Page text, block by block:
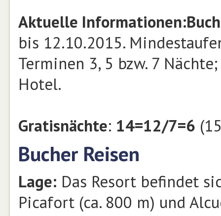
Aktuelle Informationen:
bis 12.10.2015.
Terminen 3, 5 bzw. 7
Hotel.
Gratisnächte: 14=12/7=6
Bucher Reisen
Lage: Das Resort befindet
Picafort (ca. 800 m) und